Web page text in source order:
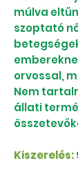
múlva
szoptató
orvossal,
Nem
állati
Kiszerelés: